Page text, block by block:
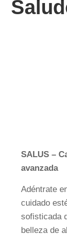
SALUS –
avanzada
Adéntrate
cuidado
sofisticada
belleza de